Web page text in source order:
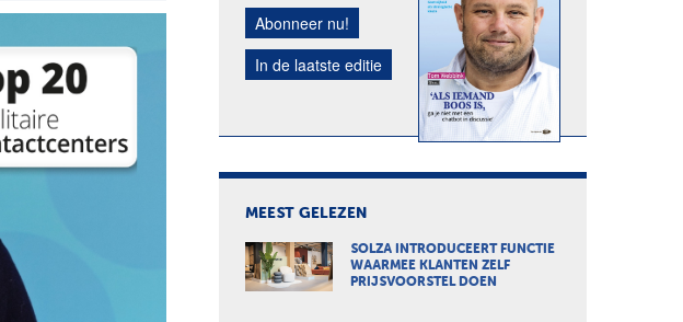
Abonneer nu!
In de laatste editie
MEEST GELEZEN
SOLZA INTRODUCEERT FUNCTIE
WAARMEE KLANTEN ZELF
PRIJSVOORSTEL DOEN